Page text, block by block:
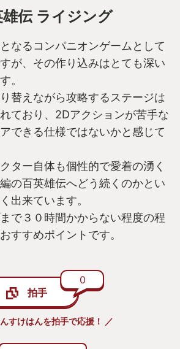
伝 ライジング
なるコンパニオンゲームとして
が、その作り込みはとても深い
。
替えながら攻略するステージは
ており、2Dアクションが苦手な
できる仕様ではないかと感じて
ター自体も個性的で愛着の湧く
の百英雄伝へどう続くのかとい
出来ています。
で３０時間かからない程度の程
すすめポイントです。
拍手
0
すけはんを拍手で応援！ ／